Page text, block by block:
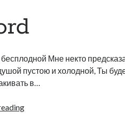
Мне некто
пустою и холодной, Ты
в…
Sword